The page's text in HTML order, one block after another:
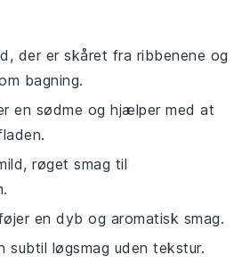
der er skåret fra ribbenene og
bagning.
en sødme og hjælper med at
røget smag til
en dyb og aromatisk smag.
subtil løgsmag uden tekstur.